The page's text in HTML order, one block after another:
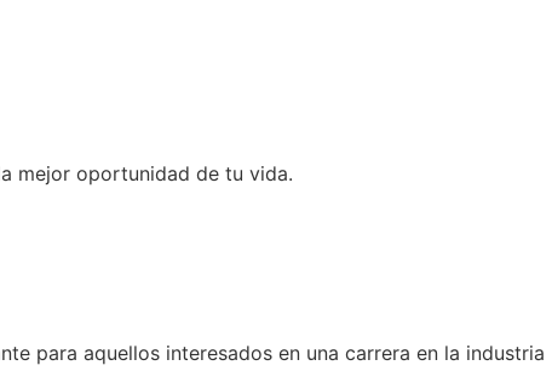
mejor oportunidad de tu vida.
para aquellos interesados en una carrera en la industria